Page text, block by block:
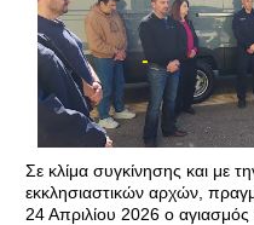
Σε κλίμα συγκίνησης και με
εκκλησιαστικών αρχών,
24 Απριλίου 2026 ο αγιασμός